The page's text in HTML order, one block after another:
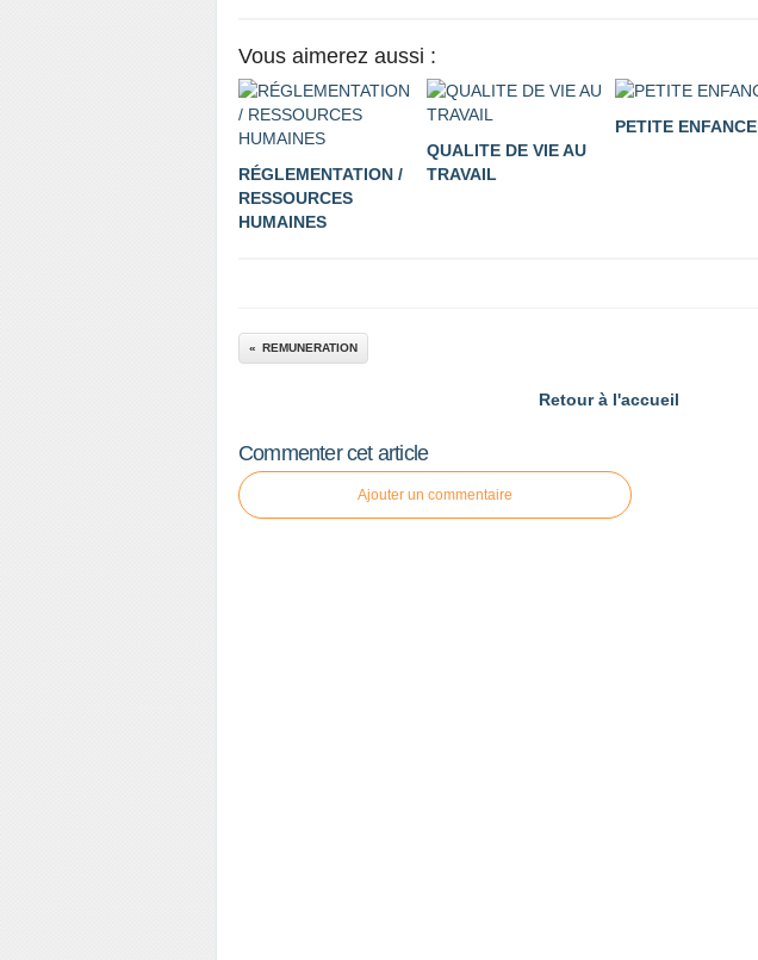
Vous aimerez aussi :
RÉGLEMENTATION /
RESSOURCES
HUMAINES
QUALITE DE VIE AU
TRAVAIL
PETITE ENFANCE
REMUNERATION
Retour à l'accueil
Commenter cet article
Ajouter un commentaire